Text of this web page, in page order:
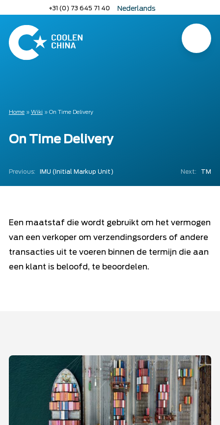
+31 (0) 73 645 71 40
Nederlands
Home Menu
Home» Wiki » On Time Delivery
On Time Delivery
Previous: IMU (Initial Markup Unit) Next: TM
Een maatstaf die wordt gebruikt om het vermogen
van een verkoper om verzendingsorders of andere
transacties uit te voeren binnen de termijn die aan
een klant is beloofd, te beoordelen.